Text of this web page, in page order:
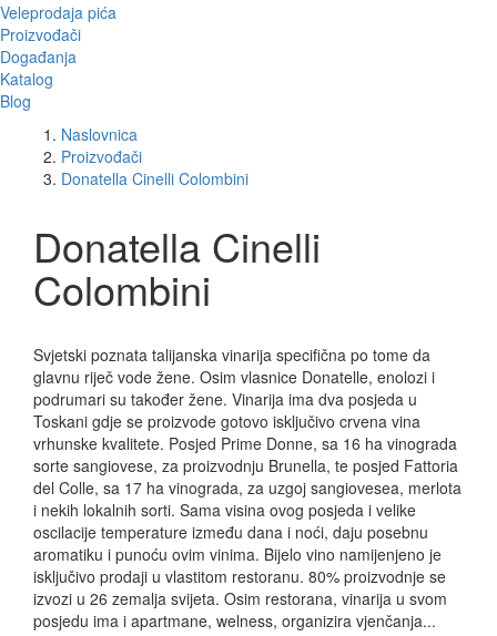
Veleprodaja pića
Proizvođači
Događanja
Katalog
Blog
Naslovnica
Proizvođači
Donatella Cinelli Colombini
Donatella Cinelli
Colombini
Svjetski poznata talijanska vinarija specifična po tome da
glavnu riječ vode žene. Osim vlasnice Donatelle, enolozi i
podrumari su također žene. Vinarija ima dva posjeda u
Toskani gdje se proizvode gotovo isključivo crvena vina
vrhunske kvalitete. Posjed Prime Donne, sa 16 ha vinograda
sorte sangiovese, za proizvodnju Brunella, te posjed Fattoria
del Colle, sa 17 ha vinograda, za uzgoj sangiovesea, merlota
i nekih lokalnih sorti. Sama visina ovog posjeda i velike
oscilacije temperature između dana i noći, daju posebnu
aromatiku i punoću ovim vinima. Bijelo vino namijenjeno je
isključivo prodaji u vlastitom restoranu. 80% proizvodnje se
izvozi u 26 zemalja svijeta. Osim restorana, vinarija u svom
posjedu ima i apartmane, welness, organizira vjenčanja...